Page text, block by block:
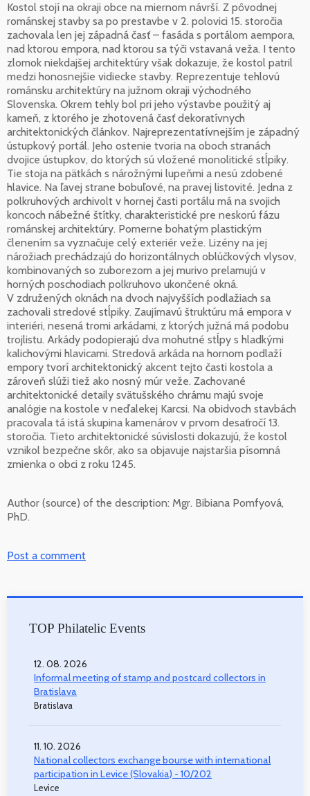
Kostol stojí na okraji obce na miernom návrší. Z pôvodnej
románskej stavby sa po prestavbe v 2. polovici 15. storočia
zachovala len jej západná časť – fasáda s portálom aempora,
nad ktorou empora, nad ktorou sa týči vstavaná veža. I tento
zlomok niekdajšej architektúry však dokazuje, že kostol patril
medzi honosnejšie vidiecke stavby. Reprezentuje tehlovú
románsku architektúry na južnom okraji východného
Slovenska. Okrem tehly bol pri jeho výstavbe použitý aj
kameň, z ktorého je zhotovená časť dekoratívnych
architektonických článkov. Najreprezentatívnejším je západný
ústupkový portál. Jeho ostenie tvoria na oboch stranách
dvojice ústupkov, do ktorých sú vložené monolitické stĺpiky.
Tie stoja na pätkách s nárožnými lupeňmi a nesú zdobené
hlavice. Na ľavej strane bobuľové, na pravej listovité. Jedna z
polkruhových archivolt v hornej časti portálu má na svojich
koncoch nábežné štítky, charakteristické pre neskorú fázu
románskej architektúry. Pomerne bohatým plastickým
členením sa vyznačuje celý exteriér veže. Lizény na jej
nárožiach prechádzajú do horizontálnych oblúčkových vlysov,
kombinovaných so zuborezom a jej murivo prelamujú v
horných poschodiach polkruhovo ukončené okná.
V združených oknách na dvoch najvyšších podlažiach sa
zachovali stredové stĺpiky. Zaujímavú štruktúru má empora v
interiéri, nesená tromi arkádami, z ktorých južná má podobu
trojlistu. Arkády podopierajú dva mohutné stĺpy s hladkými
kalichovými hlavicami. Stredová arkáda na hornom podlaží
empory tvorí architektonický akcent tejto časti kostola a
zároveň slúži tiež ako nosný múr veže. Zachované
architektonické detaily svätušského chrámu majú svoje
analógie na kostole v neďalekej Karcsi. Na obidvoch stavbách
pracovala tá istá skupina kamenárov v prvom desaťročí 13.
storočia. Tieto architektonické súvislosti dokazujú, že kostol
vznikol bezpečne skôr, ako sa objavuje najstaršia písomná
zmienka o obci z roku 1245.
Author (source) of the description: Mgr. Bibiana Pomfyová,
PhD.
Post a comment
TOP Philatelic Events
12. 08. 2026
Informal meeting of stamp and postcard collectors in
Bratislava
Bratislava
11. 10. 2026
National collectors exchange bourse with international
participation in Levice (Slovakia) - 10/202
Levice